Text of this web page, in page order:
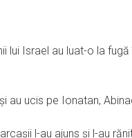
lui Israel au luat-o la
au ucis pe Ionatan,
l-au ajuns şi l-au